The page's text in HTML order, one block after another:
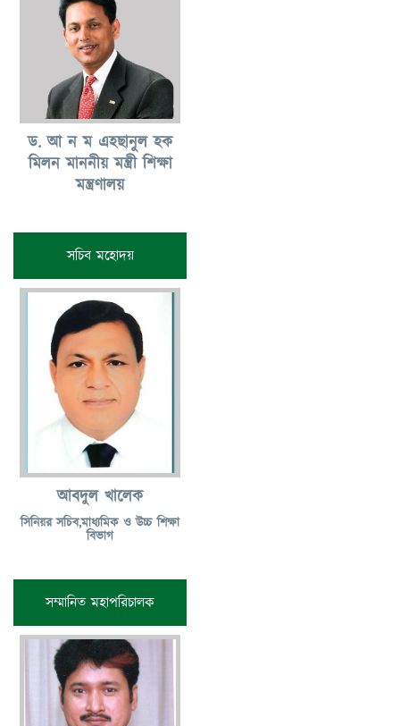
ড. আ ন ম এহছানুল হক
মিলন মাননীয় মন্ত্রী শিক্ষা
মন্ত্রণালয়
সচিব মহোদয়
আবদুল খালেক
সিনিয়র সচিব,মাধ্যমিক ও উচ্চ শিক্ষা
বিভাগ
সম্মানিত মহাপরিচালক